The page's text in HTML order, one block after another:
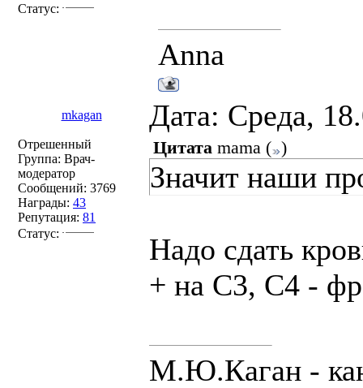
Статус:
Anna
mkagan Дата: Среда,
Отрешенный
Группа: Врач-
модератор
Сообщений: 3769
Награды: 43
Репутация: 81
Статус:
Цитата mama ( )
Значит наши
Надо сдать
+ на С3, С4 -
М.Ю.Каган -